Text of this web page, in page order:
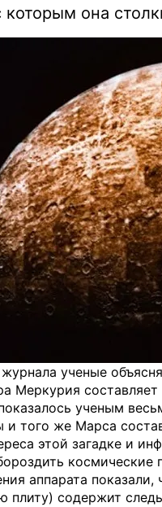
она
ученые
Меркурия
ученым
и того же Марса
этой загадке и
аппарата
плиту) содержит